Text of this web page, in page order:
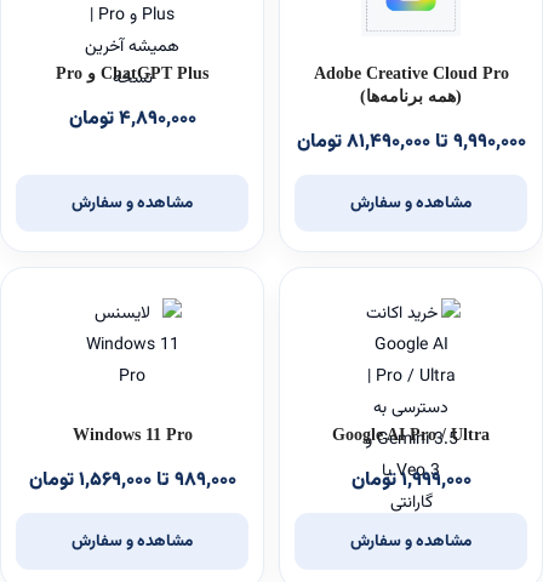
Adobe Creative Cloud Pro
(همه برنامه‌ها)
۹,۹۹۰,۰۰۰ تا ۸۱,۴۹۰,۰۰۰ تومان
مشاهده و سفارش
ChatGPT Plus و Pro
۴,۸۹۰,۰۰۰ تومان
مشاهده و سفارش
Google AI Pro / Ultra
۱,۹۹۹,۰۰۰ تومان
مشاهده و سفارش
Windows 11 Pro
۹۸۹,۰۰۰ تا ۱,۵۶۹,۰۰۰ تومان
مشاهده و سفارش